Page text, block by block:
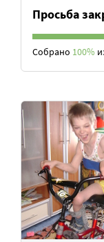
Просьба
Собрано 100%